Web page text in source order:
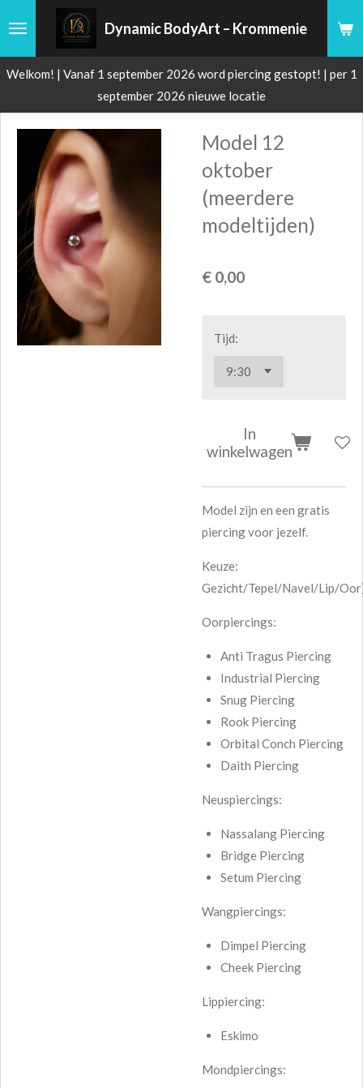
Dynamic BodyArt – Krommenie
Welkom! | Vanaf 1 september 2026 word piercing gestopt! | per 1
september 2026 nieuwe locatie
Model 12
oktober
(meerdere
modeltijden)
€ 0,00
Tijd:
In
winkelwagen
Model zijn en een gratis
piercing voor jezelf.
Keuze:
Gezicht/Tepel/Navel/Lip/
Oorpiercings:
Anti Tragus Piercing
Industrial Piercing
Snug Piercing
Rook Piercing
Orbital Conch Piercing
Daith Piercing
Neuspiercings:
Nassalang Piercing
Bridge Piercing
Setum Piercing
Wangpiercings:
Dimpel Piercing
Cheek Piercing
Lippiercing:
Eskimo
Mondpiercings: